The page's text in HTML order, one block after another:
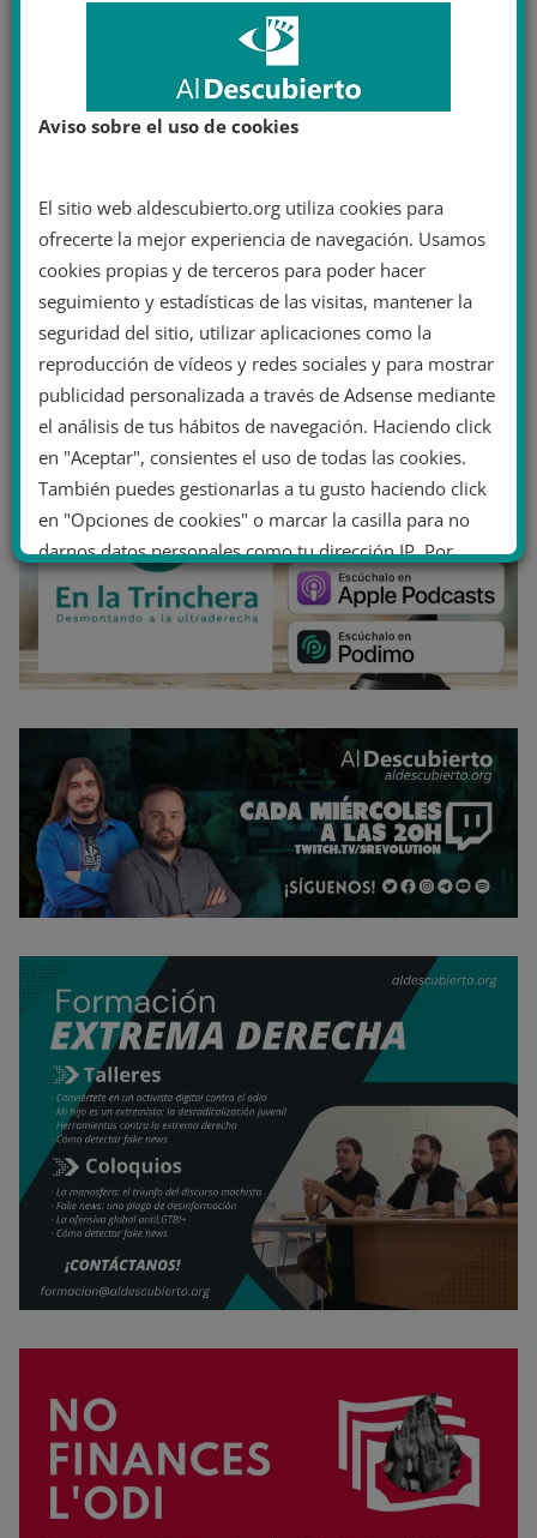
Aviso sobre el uso de cookies
El sitio web aldescubierto.org utiliza cookies para
ofrecerte la mejor experiencia de navegación. Usamos
cookies propias y de terceros para poder hacer
seguimiento y estadísticas de las visitas, mantener la
seguridad del sitio, utilizar aplicaciones como la
reproducción de vídeos y redes sociales y para mostrar
publicidad personalizada a través de Adsense mediante
el análisis de tus hábitos de navegación. Haciendo click
en "Aceptar", consientes el uso de todas las cookies.
También puedes gestionarlas a tu gusto haciendo click
en "Opciones de cookies" o marcar la casilla para no
darnos datos personales como tu dirección IP. Por
último, puedes leer nuestra Política de cookies.
No dar mi información personal
.
Opciones de cookies Aceptar cookies
Rechazar cookies Política de cookies